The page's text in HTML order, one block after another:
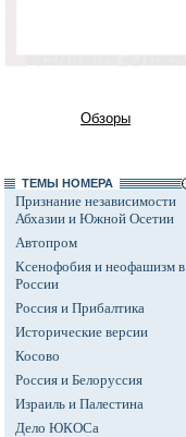
Обзоры
ТЕМЫ НОМЕРА
Признание независимости
Абхазии и Южной Осетии
Автопром
Ксенофобия и неофашизм в
России
Россия и Прибалтика
Исторические версии
Косово
Россия и Белоруссия
Израиль и Палестина
Дело ЮКОСа